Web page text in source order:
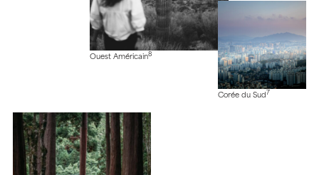
Ouest Américain8
Corée du Sud 7